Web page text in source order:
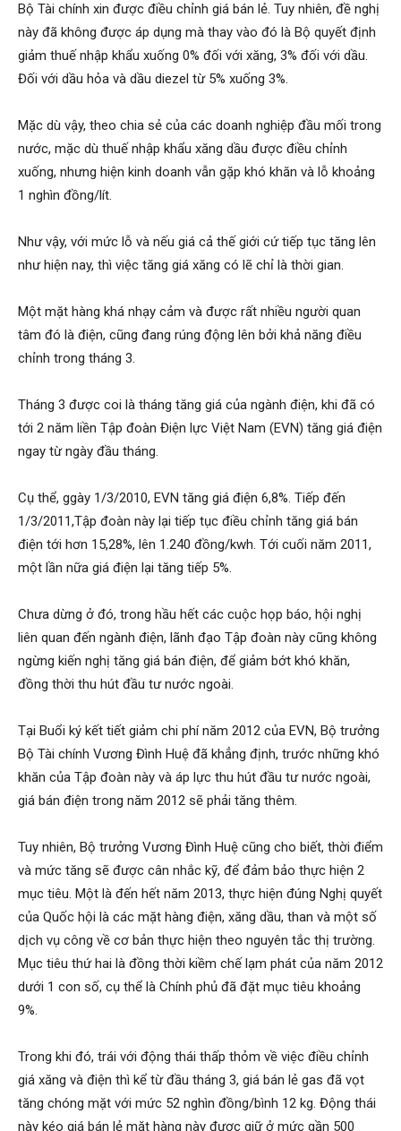
Bộ Tài chính xin được điều chỉnh giá bán lẻ. Tuy nhiên, đề nghị
này đã không được áp dụng mà thay vào đó là Bộ quyết định
giảm thuế nhập khẩu xuống 0% đối với xăng, 3% đối với dầu.
Đối với dầu hỏa và dầu diezel từ 5% xuống 3%.
Mặc dù vậy, theo chia sẻ của các doanh nghiệp đầu mối trong
nước, mặc dù thuế nhập khẩu xăng dầu được điều chỉnh
xuống, nhưng hiện kinh doanh vẫn gặp khó khăn và lỗ khoảng
1 nghìn đồng/lít.
Như vậy, với mức lỗ và nếu giá cả thế giới cứ tiếp tục tăng lên
như hiện nay, thì việc tăng giá xăng có lẽ chỉ là thời gian.
Một mặt hàng khá nhạy cảm và được rất nhiều người quan
tâm đó là điện, cũng đang rúng động lên bởi khả năng điều
chỉnh trong tháng 3.
Tháng 3 được coi là tháng tăng giá của ngành điện, khi đã có
tới 2 năm liền Tập đoàn Điện lực Việt Nam (EVN) tăng giá điện
ngay từ ngày đầu tháng.
Cụ thể, ggày 1/3/2010, EVN tăng giá điện 6,8%. Tiếp đến
1/3/2011,Tập đoàn này lại tiếp tục điều chỉnh tăng giá bán
điện tới hơn 15,28%, lên 1.240 đồng/kwh. Tới cuối năm 2011,
một lần nữa giá điện lại tăng tiếp 5%.
Chưa dừng ở đó, trong hầu hết các cuộc họp báo, hội nghị
liên quan đến ngành điện, lãnh đạo Tập đoàn này cũng không
ngừng kiến nghị tăng giá bán điện, để giảm bớt khó khăn,
đồng thời thu hút đầu tư nước ngoài.
Tại Buổi ký kết tiết giảm chi phí năm 2012 của EVN, Bộ trưởng
Bộ Tài chính Vương Đình Huệ đã khẳng định, trước những khó
khăn của Tập đoàn này và áp lực thu hút đầu tư nước ngoài,
giá bán điện trong năm 2012 sẽ phải tăng thêm.
Tuy nhiên, Bộ trưởng Vương Đình Huệ cũng cho biết, thời điểm
và mức tăng sẽ được cân nhắc kỹ, để đảm bảo thực hiện 2
mục tiêu. Một là đến hết năm 2013, thực hiện đúng Nghị quyết
của Quốc hội là các mặt hàng điện, xăng dầu, than và một số
dịch vụ công về cơ bản thực hiện theo nguyên tắc thị trường.
Mục tiêu thứ hai là đồng thời kiềm chế lạm phát của năm 2012
dưới 1 con số, cụ thể là Chính phủ đã đặt mục tiêu khoảng
9%.
Trong khi đó, trái với động thái thấp thỏm về việc điều chỉnh
giá xăng và điện thì kể từ đầu tháng 3, giá bán lẻ gas đã vọt
tăng chóng mặt với mức 52 nghìn đồng/bình 12 kg. Động thái
này kéo giá bán lẻ mặt hàng này được giữ ở mức gần 500